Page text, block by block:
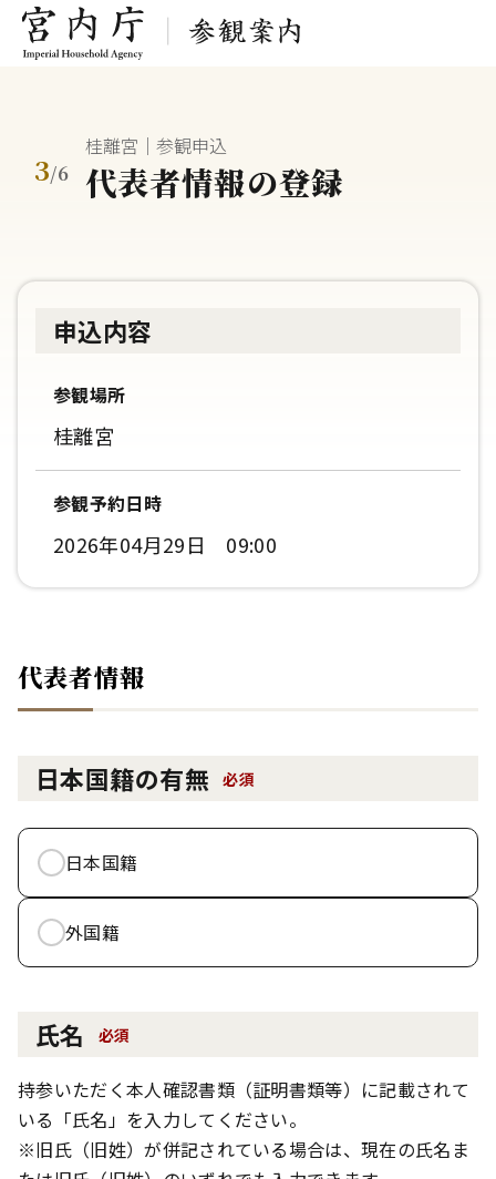
3/6
桂離宮｜参観申込
代表者情報の登録
申込内容
参観場所
桂離宮
参観予約日時
2026年04月29日 09:00
代表者情報
日本国籍の有無 必須
日本国籍
外国籍
氏名 必須
持参いただく本人確認書類（証明書類等）に記載されて
いる「氏名」を入力してください。
※旧氏（旧姓）が併記されている場合は、現在の氏名ま